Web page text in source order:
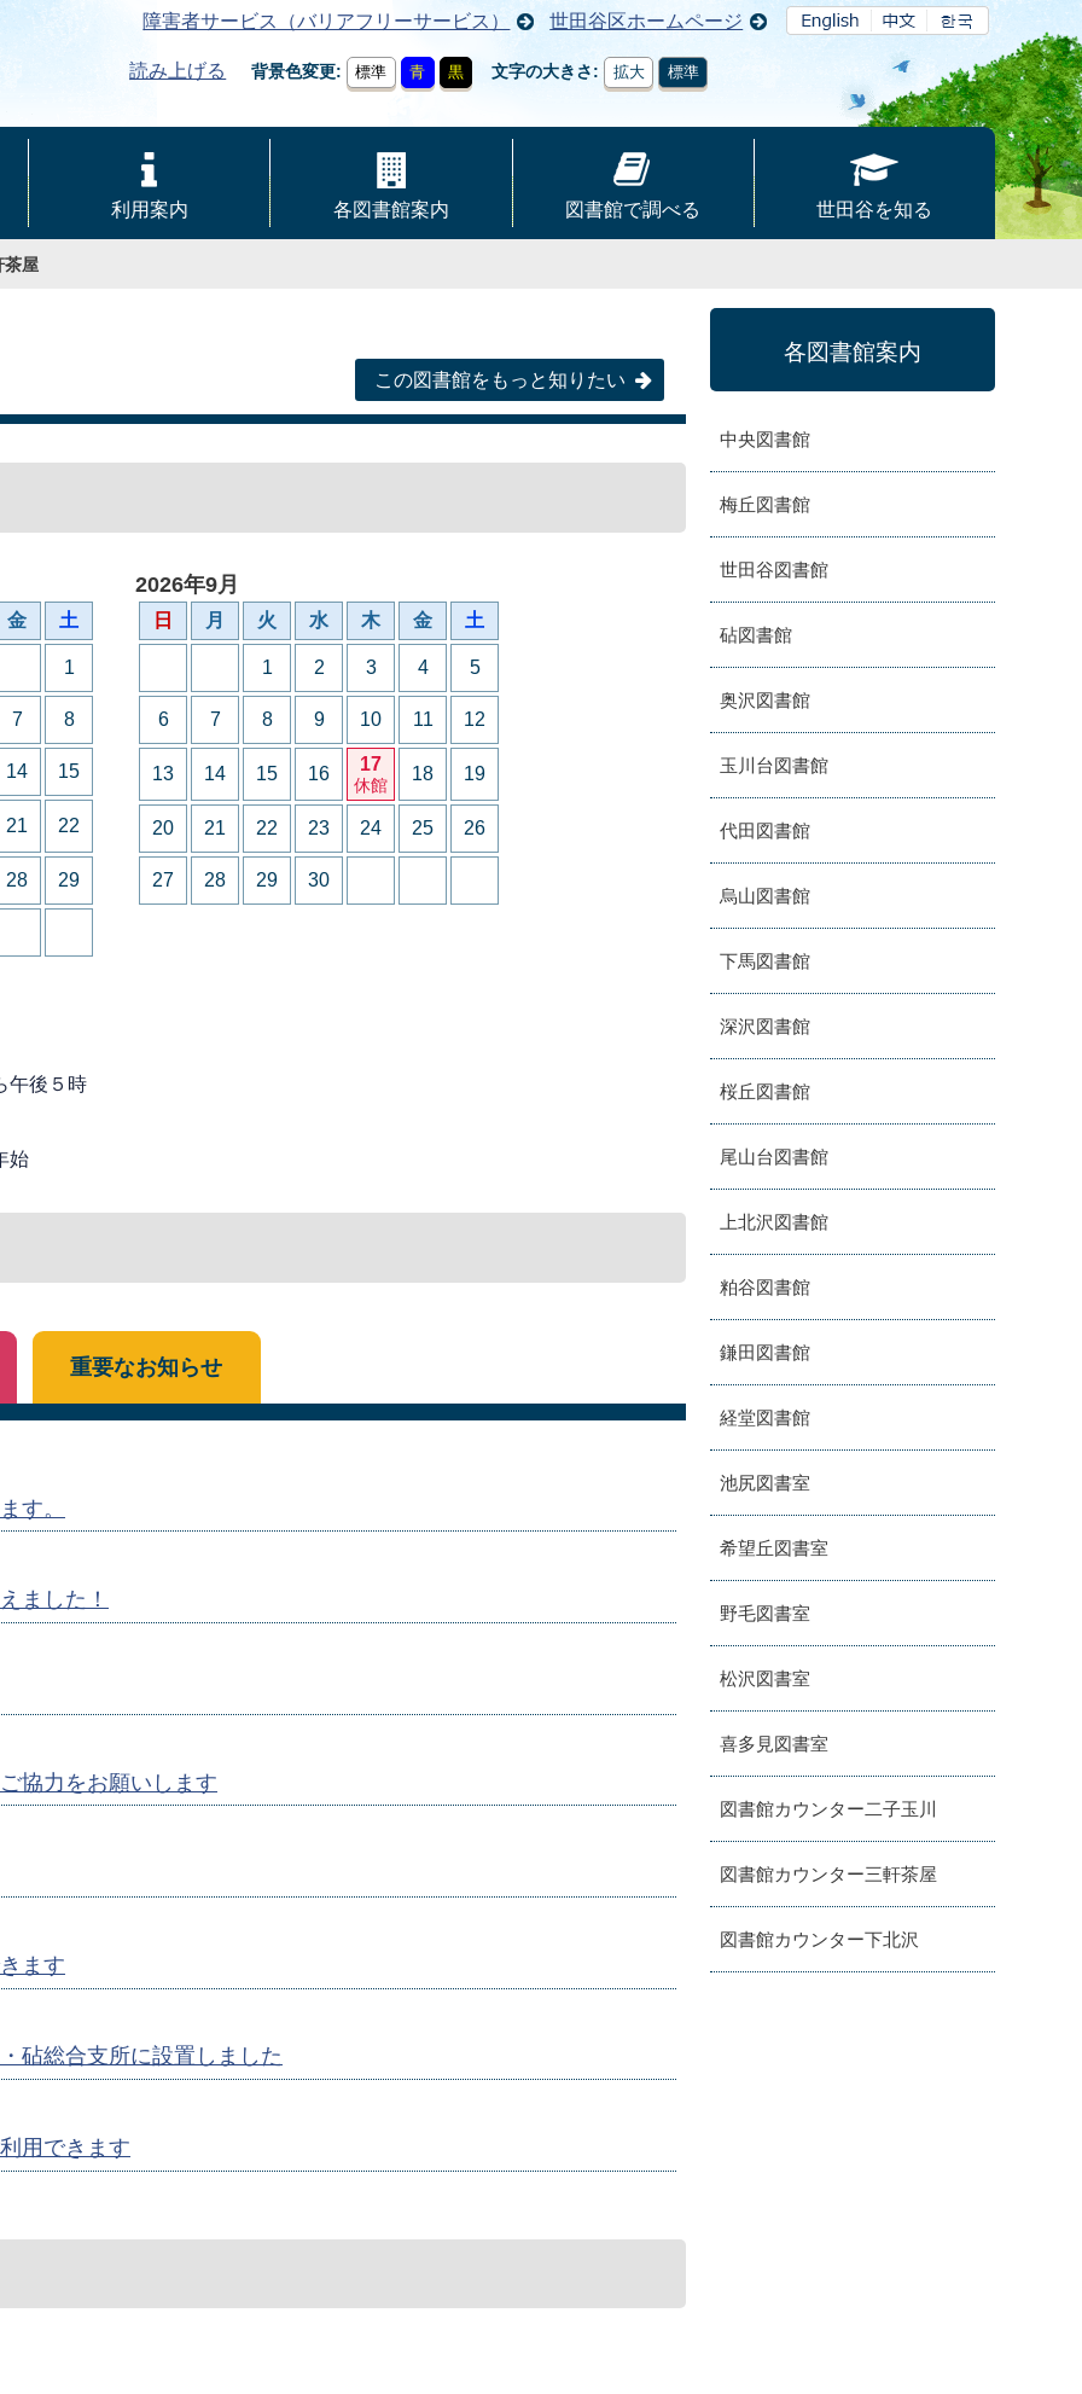
障害者サービス（バリアフリーサービス） 世田谷区ホームページ
読み上げる 背景色変更 標準 青 黒 文字の大きさ 拡大 標準
利用案内 各図書館案内 図書館で調べる 世田谷を知る
茶屋
この図書館をもっと知りたい
金 土
1
7 8
14 15
21 22
28 29
2026年9月
日 月 火 水 木 金 土
1 2 3 4 5
6 7 8 9 10 11 12
13 14 15 16 17
休館
18 19
20 21 22 23 24 25 26
27 28 29 30
午後５時
始
す。
ました！
協力をお願いします
ます
砧総合支所に設置しました
用できます
重要なお知らせ
各図書館案内
中央図書館
梅丘図書館
世田谷図書館
砧図書館
奥沢図書館
玉川台図書館
代田図書館
烏山図書館
下馬図書館
深沢図書館
桜丘図書館
尾山台図書館
上北沢図書館
粕谷図書館
鎌田図書館
経堂図書館
池尻図書室
希望丘図書室
野毛図書室
松沢図書室
喜多見図書室
図書館カウンター二子玉川
図書館カウンター三軒茶屋
図書館カウンター下北沢